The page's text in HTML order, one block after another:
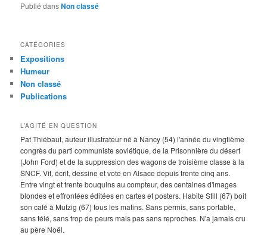
Publié dansNon classé
CATÉGORIES
Expositions
Humeur
Non classé
Publications
L’AGITÉ EN QUESTION
Pat Thiébaut, auteur illustrateur né à Nancy (54) l'année du vingtième
congrès du parti communiste soviétique, de la Prisonnière du désert
(John Ford) et de la suppression des wagons de troisième classe à la
SNCF. Vit, écrit, dessine et vote en Alsace depuis trente cinq ans.
Entre vingt et trente bouquins au compteur, des centaines d'images
blondes et effrontées éditées en cartes et posters. Habite Still (67) boit
son café à Mutzig (67) tous les matins. Sans permis, sans portable,
sans télé, sans trop de peurs mais pas sans reproches. N'a jamais cru
au père Noël.